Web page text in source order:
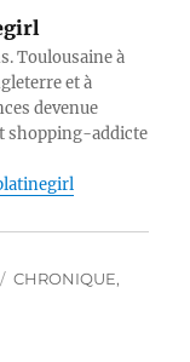
Toulousaine à
et à
devenue
shopping-addicte
Étiquettes
CHRONIQUE,